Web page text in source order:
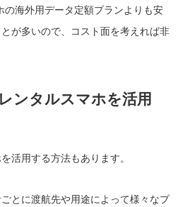
海外用データ定額プランよりも安
が多いので、コスト面を考えれば非
ンタルスマホを活用
活用する方法もあります。
とに渡航先や用途によって様々なプ